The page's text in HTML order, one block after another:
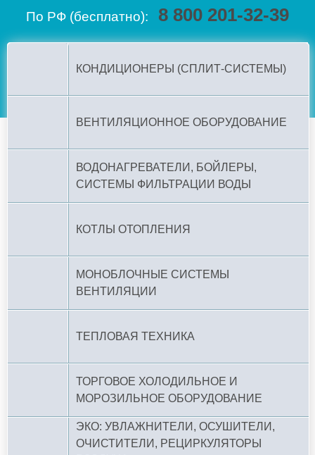
По РФ (бесплатно): 8 800 201-32-39
КОНДИЦИОНЕРЫ (СПЛИТ-СИСТЕМЫ)
ВЕНТИЛЯЦИОННОЕ ОБОРУДОВАНИЕ
ВОДОНАГРЕВАТЕЛИ, БОЙЛЕРЫ,
СИСТЕМЫ ФИЛЬТРАЦИИ ВОДЫ
КОТЛЫ ОТОПЛЕНИЯ
МОНОБЛОЧНЫЕ СИСТЕМЫ
ВЕНТИЛЯЦИИ
ТЕПЛОВАЯ ТЕХНИКА
ТОРГОВОЕ ХОЛОДИЛЬНОЕ И
МОРОЗИЛЬНОЕ ОБОРУДОВАНИЕ
ЭКО: УВЛАЖНИТЕЛИ, ОСУШИТЕЛИ,
ОЧИСТИТЕЛИ, РЕЦИРКУЛЯТОРЫ